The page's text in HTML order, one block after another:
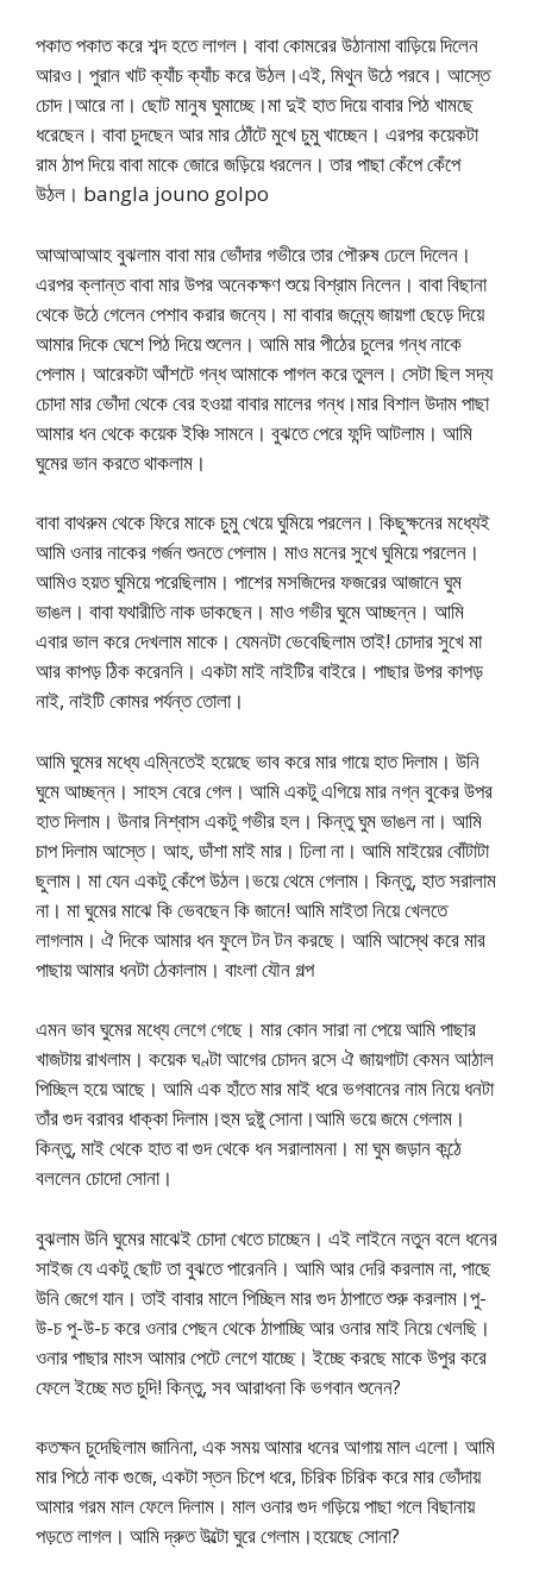
পকাত পকাত করে শব্দ হতে লাগল। বাবা কোমরের উঠানামা বাড়িয়ে দিলেন
আরও। পুরান খাট ক্যাঁচ ক্যাঁচ করে উঠল।এই, মিথুন উঠে পরবে। আস্তে
চোদ।আরে না। ছোট মানুষ ঘুমাচ্ছে।মা দুই হাত দিয়ে বাবার পিঠ খামছে
ধরেছেন। বাবা চুদছেন আর মার ঠোঁটে মুখে চুমু খাচ্ছেন। এরপর কয়েকটা
রাম ঠাপ দিয়ে বাবা মাকে জোরে জড়িয়ে ধরলেন। তার পাছা কেঁপে কেঁপে
উঠল। bangla jouno golpo
আআআআহ বুঝলাম বাবা মার ভোঁদার গভীরে তার পৌরুষ ঢেলে দিলেন।
এরপর ক্লান্ত বাবা মার উপর অনেকক্ষণ শুয়ে বিশ্রাম নিলেন। বাবা বিছানা
থেকে উঠে গেলেন পেশাব করার জন্যে। মা বাবার জন্ন্যে জায়গা ছেড়ে দিয়ে
আমার দিকে ঘেশে পিঠ দিয়ে শুলেন। আমি মার পীঠের চুলের গন্ধ নাকে
পেলাম। আরেকটা আঁশটে গন্ধ আমাকে পাগল করে তুলল। সেটা ছিল সদ্য
চোদা মার ভোঁদা থেকে বের হওয়া বাবার মালের গন্ধ।মার বিশাল উদাম পাছা
আমার ধন থেকে কয়েক ইঞ্চি সামনে। বুঝতে পেরে ফন্দি আটলাম। আমি
ঘুমের ভান করতে থাকলাম।
বাবা বাথরুম থেকে ফিরে মাকে চুমু খেয়ে ঘুমিয়ে পরলেন। কিছুক্ষনের মধ্যেই
আমি ওনার নাকের গর্জন শুনতে পেলাম। মাও মনের সুখে ঘুমিয়ে পরলেন।
আমিও হয়ত ঘুমিয়ে পরেছিলাম। পাশের মসজিদের ফজরের আজানে ঘুম
ভাঙল। বাবা যথারীতি নাক ডাকছেন। মাও গভীর ঘুমে আচ্ছন্ন। আমি
এবার ভাল করে দেখলাম মাকে। যেমনটা ভেবেছিলাম তাই! চোদার সুখে মা
আর কাপড় ঠিক করেননি। একটা মাই নাইটির বাইরে। পাছার উপর কাপড়
নাই, নাইটি কোমর পর্যন্ত তোলা।
আমি ঘুমের মধ্যে এম্নিতেই হয়েছে ভাব করে মার গায়ে হাত দিলাম। উনি
ঘুমে আচ্ছন্ন। সাহস বেরে গেল। আমি একটু এগিয়ে মার নগ্ন বুকের উপর
হাত দিলাম। উনার নিশ্বাস একটু গভীর হল। কিন্তু ঘুম ভাঙল না। আমি
চাপ দিলাম আস্তে। আহ, ডাঁশা মাই মার। ঢিলা না। আমি মাইয়ের বোঁটাটা
ছুলাম। মা যেন একটু কেঁপে উঠল।ভয়ে থেমে গেলাম। কিন্তু, হাত সরালাম
না। মা ঘুমের মাঝে কি ভেবছেন কি জানে! আমি মাইতা নিয়ে খেলতে
লাগলাম। ঐ দিকে আমার ধন ফুলে টন টন করছে। আমি আস্থে করে মার
পাছায় আমার ধনটা ঠেকালাম। বাংলা যৌন গল্প
এমন ভাব ঘুমের মধ্যে লেগে গেছে। মার কোন সারা না পেয়ে আমি পাছার
খাজটায় রাখলাম। কয়েক ঘণ্টা আগের চোদন রসে ঐ জায়গাটা কেমন আঠাল
পিচ্ছিল হয়ে আছে। আমি এক হাঁতে মার মাই ধরে ভগবানের নাম নিয়ে ধনটা
তাঁর গুদ বরাবর ধাক্কা দিলাম।হুম দুষ্টু সোনা।আমি ভয়ে জমে গেলাম।
কিন্তু, মাই থেকে হাত বা গুদ থেকে ধন সরালামনা। মা ঘুম জড়ান কন্ঠে
বললেন চোদো সোনা।
বুঝলাম উনি ঘুমের মাঝেই চোদা খেতে চাচ্ছেন। এই লাইনে নতুন বলে ধনের
সাইজ যে একটু ছোট তা বুঝতে পারেননি। আমি আর দেরি করলাম না, পাছে
উনি জেগে যান। তাই বাবার মালে পিচ্ছিল মার গুদ ঠাপাতে শুরু করলাম।পু-
উ-চ পু-উ-চ করে ওনার পেছন থেকে ঠাপাচ্ছি আর ওনার মাই নিয়ে খেলছি।
ওনার পাছার মাংস আমার পেটে লেগে যাচ্ছে। ইচ্ছে করছে মাকে উপুর করে
ফেলে ইচ্ছে মত চুদি! কিন্তু, সব আরাধনা কি ভগবান শুনেন?
কতক্ষন চুদেছিলাম জানিনা, এক সময় আমার ধনের আগায় মাল এলো। আমি
মার পিঠে নাক গুজে, একটা স্তন চিপে ধরে, চিরিক চিরিক করে মার ভোঁদায়
আমার গরম মাল ফেলে দিলাম। মাল ওনার গুদ গড়িয়ে পাছা গলে বিছানায়
পড়তে লাগল। আমি দ্রুত উল্টো ঘুরে গেলাম।হয়েছে সোনা?